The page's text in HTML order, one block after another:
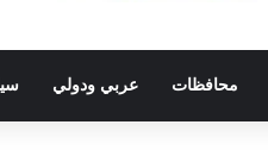
محافظات عربي ودولي